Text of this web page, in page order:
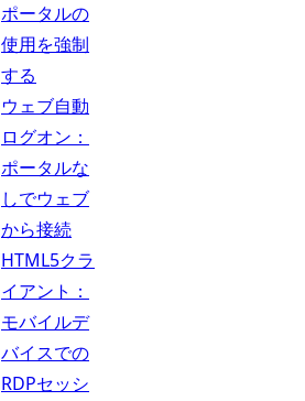
ポータルの
使用を強制
する
ウェブ自動
ログオン：
ポータルな
しでウェブ
から接続
HTML5クラ
イアント：
モバイルデ
バイスでの
RDPセッシ